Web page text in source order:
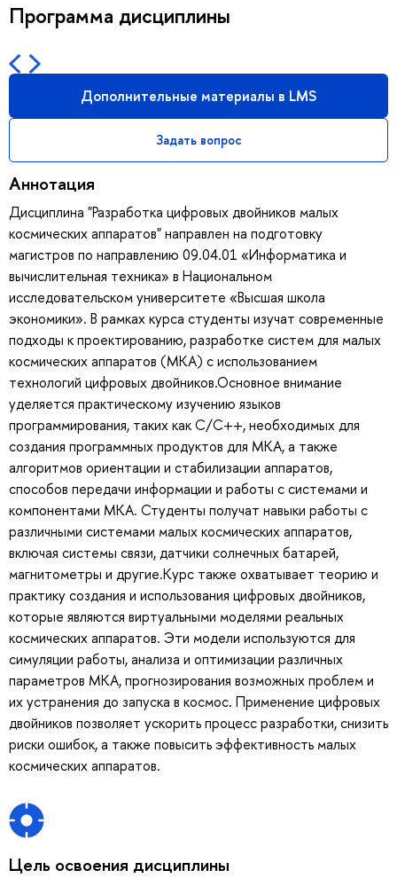
Программа дисциплины
Дополнительные материалы в LMS
Задать вопрос
Аннотация
Дисциплина "Разработка цифровых двойников малых
космических аппаратов" направлен на подготовку
магистров по направлению 09.04.01 «Информатика и
вычислительная техника» в Национальном
исследовательском университете «Высшая школа
экономики». В рамках курса студенты изучат современные
подходы к проектированию, разработке систем для малых
космических аппаратов (МКА) с использованием
технологий цифровых двойников.Основное внимание
уделяется практическому изучению языков
программирования, таких как C/C++, необходимых для
создания программных продуктов для МКА, а также
алгоритмов ориентации и стабилизации аппаратов,
способов передачи информации и работы с системами и
компонентами МКА. Студенты получат навыки работы с
различными системами малых космических аппаратов,
включая системы связи, датчики солнечных батарей,
магнитометры и другие.Курс также охватывает теорию и
практику создания и использования цифровых двойников,
которые являются виртуальными моделями реальных
космических аппаратов. Эти модели используются для
симуляции работы, анализа и оптимизации различных
параметров МКА, прогнозирования возможных проблем и
их устранения до запуска в космос. Применение цифровых
двойников позволяет ускорить процесс разработки, снизить
риски ошибок, а также повысить эффективность малых
космических аппаратов.
Цель освоения дисциплины